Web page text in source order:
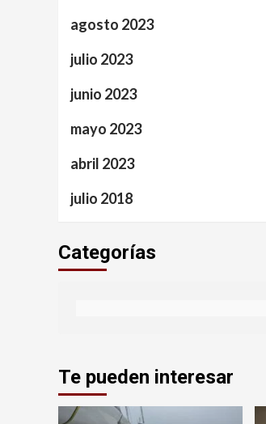
agosto 2023
julio 2023
junio 2023
mayo 2023
abril 2023
julio 2018
Categorías
Te pueden interesar